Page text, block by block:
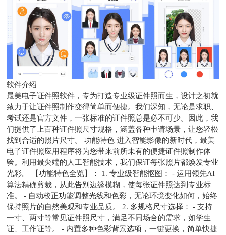
软件介绍
最美电子证件照软件，专为打造专业级证件照而生，设计之初就
致力于让证件照制作变得简单而便捷。我们深知，无论是求职、
考试还是官方文件，一张标准的证件照总是必不可少。因此，我
们提供了上百种证件照尺寸规格，涵盖各种申请场景，让您轻松
找到合适的照片尺寸。 功能特色 进入智能影像的新时代，最美
电子证件照应用程序将为您带来前所未有的便捷证件照制作体
验。利用最尖端的人工智能技术，我们保证每张照片都焕发专业
光彩。 【功能特色全览】： 1. 专业级智能抠图： - 运用领先AI
算法精确剪裁，从此告别边缘模糊，使每张证件照达到专业标
准。 - 自动校正功能调整光线和色彩，无论环境变化如何，始终
保持照片的自然美观和专业品质。 2. 多规格尺寸选择： - 支持
一寸、两寸等常见证件照尺寸，满足不同场合的需求，如学生
证、工作证等。 - 内置多种色彩背景选项，一键更换，简单快捷